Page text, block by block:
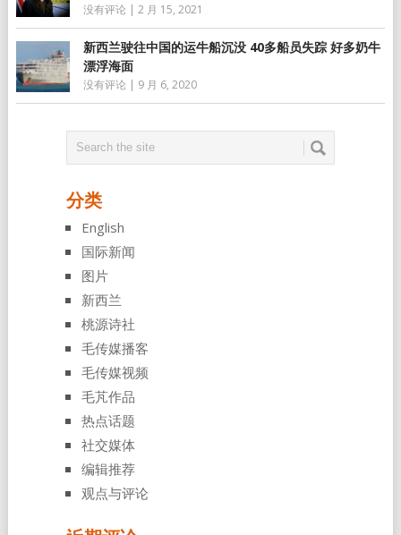
没有评论 | 2 月 15, 2021
新西兰驶往中国的运牛船沉没 40多船员失踪 好多奶牛
漂浮海面
没有评论 | 9 月 6, 2020
分类
English
国际新闻
图片
新西兰
桃源诗社
毛传媒播客
毛传媒视频
毛芃作品
热点话题
社交媒体
编辑推荐
观点与评论